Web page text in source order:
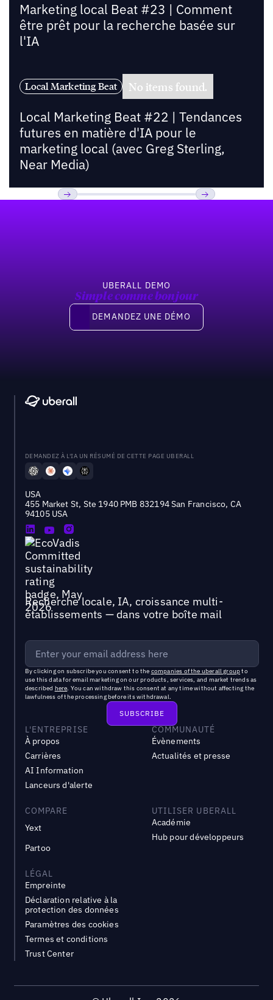
Marketing local Beat #23 | Comment
être prêt pour la recherche basée sur
l'IA
Local Marketing Beat No items found.
Local Marketing Beat #22 | Tendances
futures en matière d'IA pour le
marketing local (avec Greg Sterling,
Near Media)
UBERALL DEMO
Simple comme bonjour
Demandez une démo
DEMANDEZ UNE DÉMO
DEMANDEZ À L'IA UN RÉSUMÉ DE CETTE PAGE UBERALL
USA
455 Market St, Ste 1940 PMB 832194 San Francisco, CA
94105 USA
Recherche locale, IA, croissance multi-
établissements — dans votre boîte mail
By clicking on subscribe you consent to the companies of the uberall groupto
use this data for email marketing on our products, services, and market trends as
described here. You can withdraw this consent at any time without affecting the
lawfulness of the processing before its withdrawal.
L'ENTREPRISE
À propos
Carrières
AI Information
Lanceurs d'alerte
COMMUNAUTÉ
Évènements
Actualités et presse
COMPARE
Yext
Partoo
UTILISER UBERALL
Académie
Hub pour développeurs
LÉGAL
Empreinte
Déclaration relative à la
protection des données
Paramètres des cookies
Termes et conditions
Trust Center